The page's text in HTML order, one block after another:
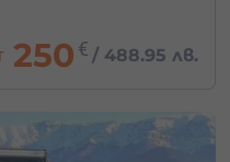
250 € /488.95 лв.